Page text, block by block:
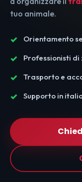
tuo animale.
Orientamento
Professionisti di
Trasporto e
Supporto in